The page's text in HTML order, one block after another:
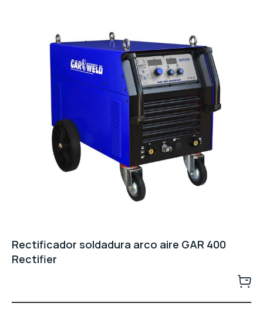
Rectificador soldadura arco aire GAR 400
Rectifier